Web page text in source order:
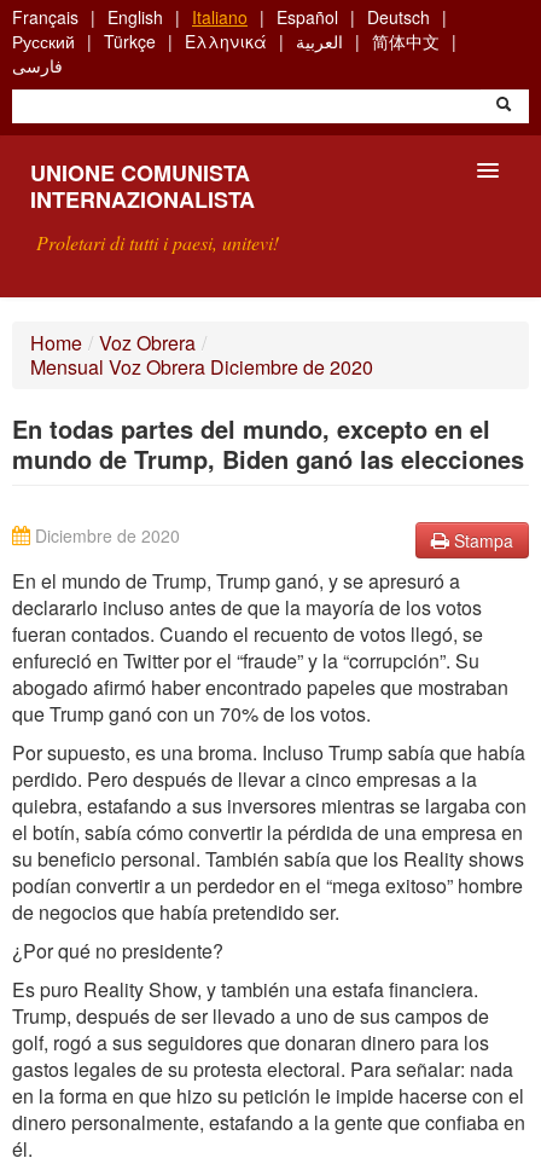
Skip
to
main
content
Français English Italiano Español
Deutsch
Русский
Türkçe Ελληνικά العربية
简体中文
فارسی
UNIONE COMUNISTA
INTERNAZIONALISTA
Proletari di tutti i paesi, unitevi!
COS'È L'UCI ?
RICERCA
Home / Voz Obrera /
Mensual Voz Obrera Diciembre de 2020
En todas partes del mundo, excepto en el
mundo de Trump, Biden ganó las elecciones
Stampa
Diciembre de 2020
En el mundo de Trump, Trump ganó, y se apresuró a
declararlo incluso antes de que la mayoría de los votos
fueran contados. Cuando el recuento de votos llegó, se
enfureció en Twitter por el “fraude” y la “corrupción”. Su
abogado afirmó haber encontrado papeles que mostraban
que Trump ganó con un 70% de los votos.
Por supuesto, es una broma. Incluso Trump sabía que había
perdido. Pero después de llevar a cinco empresas a la
quiebra, estafando a sus inversores mientras se largaba con
el botín, sabía cómo convertir la pérdida de una empresa en
su beneficio personal. También sabía que los Reality shows
podían convertir a un perdedor en el “mega exitoso” hombre
de negocios que había pretendido ser.
¿Por qué no presidente?
Es puro Reality Show, y también una estafa financiera.
Trump, después de ser llevado a uno de sus campos de
golf, rogó a sus seguidores que donaran dinero para los
gastos legales de su protesta electoral. Para señalar: nada
en la forma en que hizo su petición le impide hacerse con el
dinero personalmente, estafando a la gente que confiaba en
él.